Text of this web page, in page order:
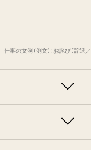
仕事の文例（例文）：お詫び（辞退